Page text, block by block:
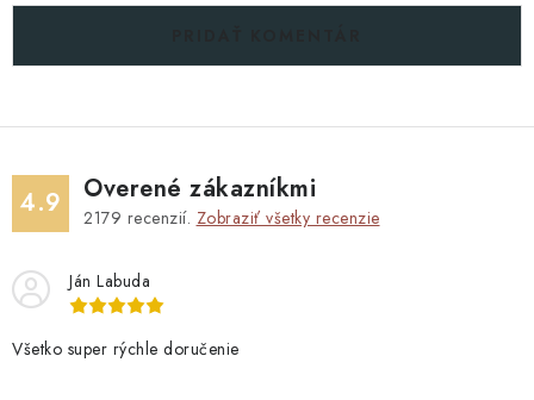
4.9 Overené zákazníkmi
2179 recenzií. Zobraziť všetky recenzie
Ján Labuda
Všetko super rýchle doručenie